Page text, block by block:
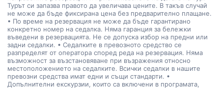
Турът си запазва правото да увеличава цените. В такъв случай
не може да бъде фиксирана цена без предварително плащане.
• По време на резервация не може да бъде гарантирано
конкретно номер на седалка. Няма гаранция за бележки
въведени в резервацията. Не се допуска избор на предни или
задни седалки. • Седалките в превозното средство се
разпределят от оператора според реда на резервация. Няма
възможност за възстановяване при възражения относно
местоположението на седалките. Всички седалки в нашите
превозни средства имат едни и същи стандарти. •
Допълнителни екскурзии, които са включени в програмата,